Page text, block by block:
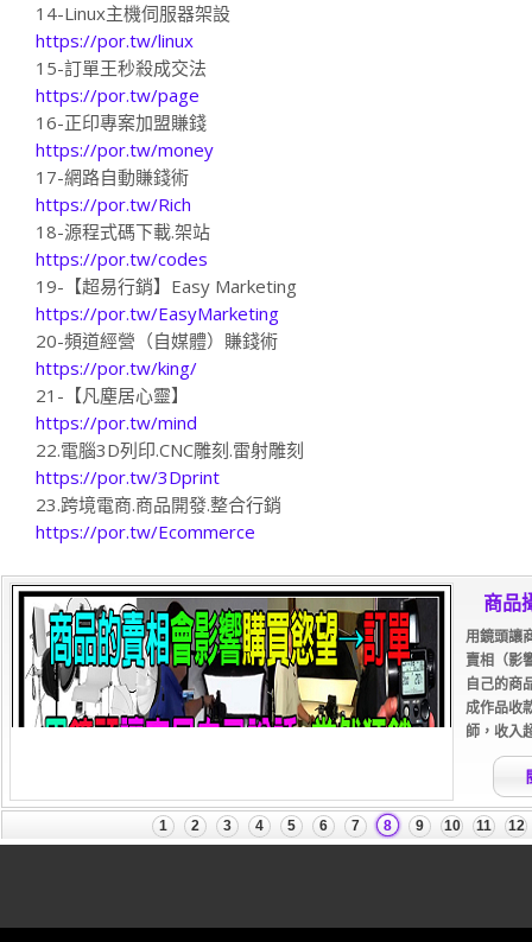
14-Linux主機伺服器架設
https://por.tw/linux
15-訂單王秒殺成交法
https://por.tw/page
16-正印專案加盟賺錢
https://por.tw/money
17-網路自動賺錢術
https://por.tw/Rich
18-源程式碼下載.架站
https://por.tw/codes
19-【超易行銷】Easy Marketing
https://por.tw/EasyMarketing
20-頻道經營（自媒體）賺錢術
https://por.tw/king/
21-【凡塵居心靈】
https://por.tw/mind
22.電腦3D列印.CNC雕刻.雷射雕刻
https://por.tw/3Dprint
23.跨境電商.商品開發.整合行銷
https://por.tw/Ecommerce